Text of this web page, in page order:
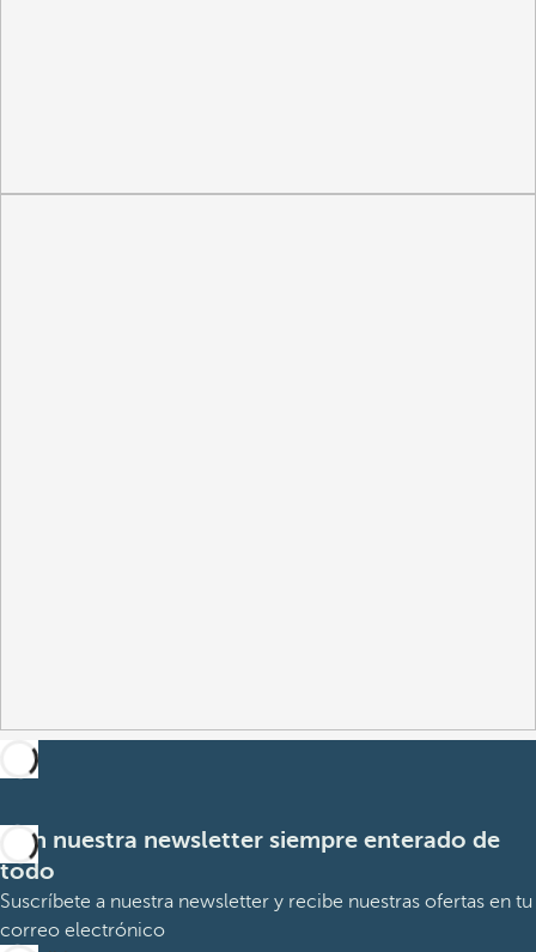
Con nuestra newsletter siempre enterado de
todo
Suscríbete a nuestra newsletter y recibe nuestras ofertas en tu
correo electrónico